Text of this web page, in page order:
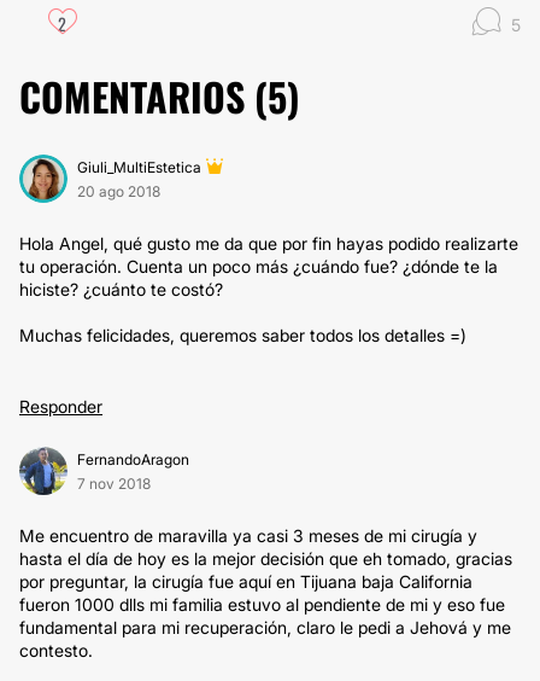
2 5
COMENTARIOS (5)
Giuli_MultiEstetica
20 ago 2018
Hola Angel, qué gusto me da que por fin hayas podido realizarte
tu operación. Cuenta un poco más ¿cuándo fue? ¿dónde te la
hiciste? ¿cuánto te costó?
Muchas felicidades, queremos saber todos los detalles =)
Responder
FernandoAragon
7 nov 2018
Me encuentro de maravilla ya casi 3 meses de mi cirugía y
hasta el día de hoy es la mejor decisión que eh tomado, gracias
por preguntar, la cirugía fue aquí en Tijuana baja California
fueron 1000 dlls mi familia estuvo al pendiente de mi y eso fue
fundamental para mi recuperación, claro le pedi a Jehová y me
contesto.